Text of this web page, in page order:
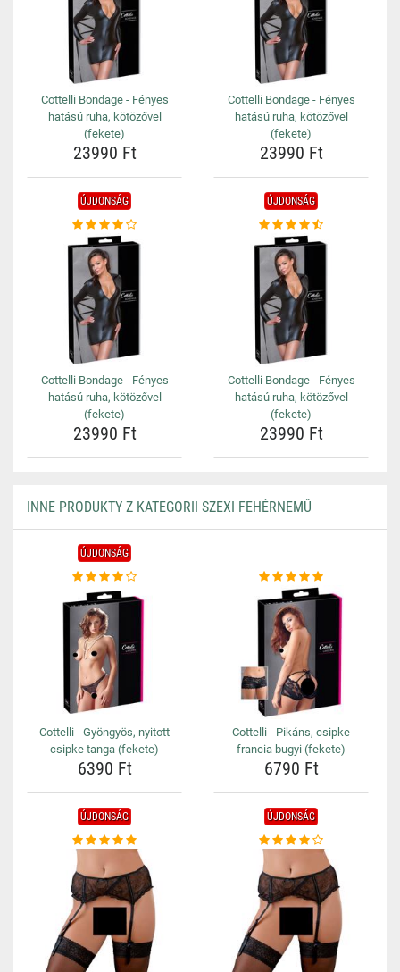
Cottelli Bondage - Fényes
hatású ruha, kötözővel
(fekete)
23990 Ft
Cottelli Bondage - Fényes
hatású ruha, kötözővel
(fekete)
23990 Ft
ÚJDONSÁG
Cottelli Bondage - Fényes
hatású ruha, kötözővel
(fekete)
23990 Ft
ÚJDONSÁG
Cottelli Bondage - Fényes
hatású ruha, kötözővel
(fekete)
23990 Ft
INNE PRODUKTY Z KATEGORII SZEXI FEHÉRNEMŰ
ÚJDONSÁG
Cottelli - Gyöngyös, nyitott
csipke tanga (fekete)
6390 Ft
Cottelli - Pikáns, csipke
francia bugyi (fekete)
6790 Ft
ÚJDONSÁG ÚJDONSÁG